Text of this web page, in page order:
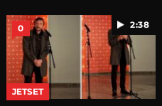
2:38
0
JETSET